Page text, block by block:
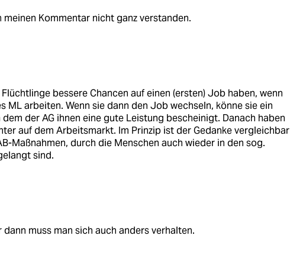
meinen Kommentar nicht ganz verstanden.
bessere Chancen auf einen (ersten) Job haben, wenn
ML arbeiten. Wenn sie dann den Job wechseln, könne sie ein
der AG ihnen eine gute Leistung bescheinigt. Danach haben
auf dem Arbeitsmarkt. Im Prinzip ist der Gedanke vergleichbar
Maßnahmen, durch die Menschen auch wieder in den sog.
sind.
muss man sich auch anders verhalten.